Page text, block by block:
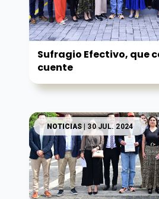
Sufragio Efectivo, que
cuente
NOTICIAS| 30 JUL. 2024